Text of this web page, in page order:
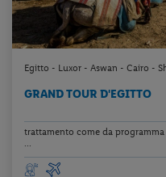
Egitto - Luxor - Aswan - Cairo -
GRAND TOUR D'EGITTO
trattamento come da
...